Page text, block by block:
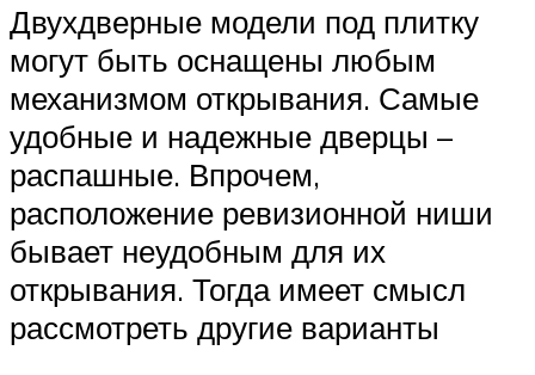
Двухдверные модели под плитку
могут быть оснащены любым
механизмом открывания. Самые
удобные и надежные дверцы –
распашные. Впрочем,
расположение ревизионной ниши
бывает неудобным для их
открывания. Тогда имеет смысл
рассмотреть другие варианты